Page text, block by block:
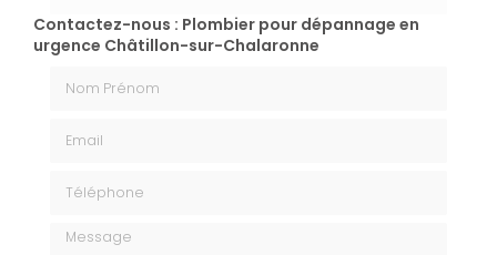
Contactez-nous : Plombier pour dépannage en
urgence Châtillon-sur-Chalaronne
Message